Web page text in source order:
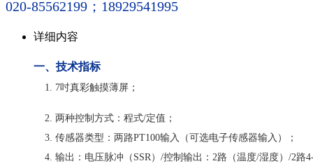
020-85562199；18929541995
详细内容
一、技术指标
1. 7吋真彩触摸薄屏；
2. 两种控制方式：程式/定值；
3. 传感器类型：两路PT100输入（可选电子传感器输入）；
4. 输出：电压脉冲（SSR）/控制输出：2路（温度/湿度）/2